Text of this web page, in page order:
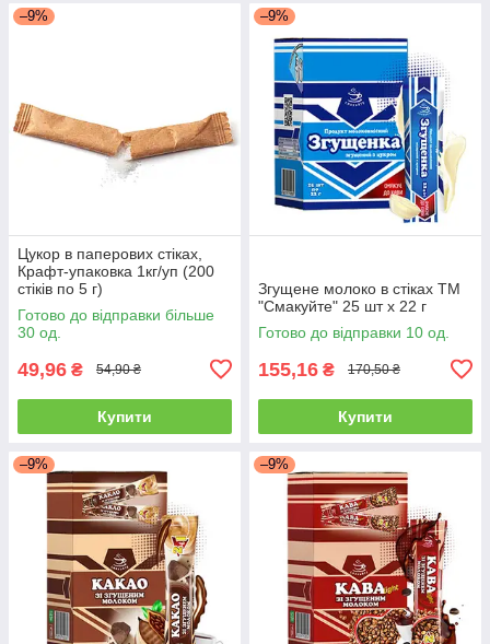
–9%
Цукор в паперових стіках,
Крафт-упаковка 1кг/уп (200
стіків по 5 г)
Готово до відправки більше
30 од.
49,96 ₴ 54,90 ₴
Купити
–9%
Згущене молоко в стіках ТМ
"Смакуйте" 25 шт х 22 г
Готово до відправки 10 од.
155,16 ₴ 170,50 ₴
Купити
–9% –9%